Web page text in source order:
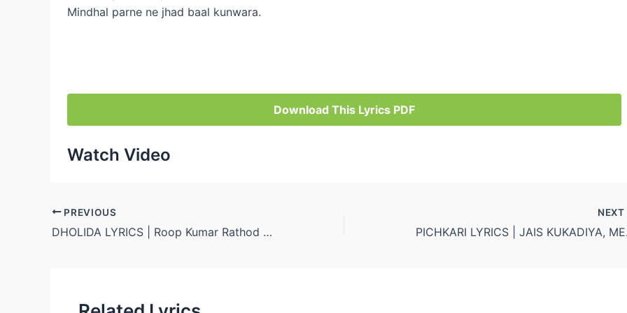
Mindhal parne ne jhad baal kunwara.
Download This Lyrics PDF
Watch Video
Post
navigation
PREVIOUS
DHOLIDA LYRICS | Roop Kumar Rathod | Gujarat 11
NEXT